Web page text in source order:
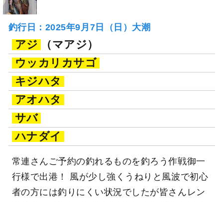
釣行日：2025年9月7日（日）大潮
アジ
（マアジ）
ウッカリカサゴ
キジハタ
アオハタ
サバ
ハナダイ
常連さんご予約の釣れるものを釣ろう作戦御一
行様で出港！ 風が少し強くうねりと風波で初心
者の方には釣りにくい状況でしたが皆さんレン